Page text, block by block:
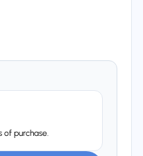
of purchase.